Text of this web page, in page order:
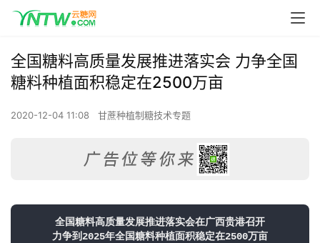
全国糖料高质量发展推进落实会 力争全国
糖料种植面积稳定在2500万亩
2020-12-04 11:08 甘蔗种植制糖技术专题
全国糖料高质量发展推进落实会在广西贵港召开
力争到2025年全国糖料种植面积稳定在2500万亩